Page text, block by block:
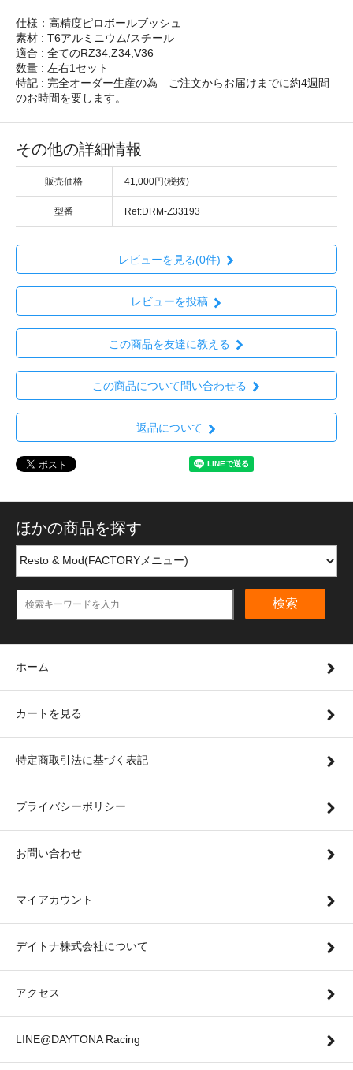
仕様：高精度ピロボールブッシュ
素材 : T6アルミニウム/スチール
適合 : 全てのRZ34,Z34,V36
数量 : 左右1セット
特記 : 完全オーダー生産の為 ご注文からお届けまでに約4週間
のお時間を要します。
その他の詳細情報
販売価格 41,000円(税抜)
型番 Ref:DRM-Z33193
レビューを見る(0件)
レビューを投稿
この商品を友達に教える
この商品について問い合わせる
返品について
ほかの商品を探す
検索
ホーム
カートを見る
特定商取引法に基づく表記
プライバシーポリシー
お問い合わせ
マイアカウント
デイトナ株式会社について
アクセス
LINE@DAYTONA Racing